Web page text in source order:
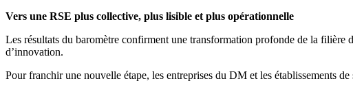
Vers une RSE plus collective, plus lisible et plus opérationnelle
Les résultats du baromètre confirment une transformation profonde de la
d’innovation.
Pour franchir une nouvelle étape, les entreprises du DM et les établissements de